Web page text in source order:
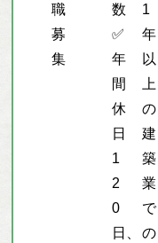
職
募
集
数
✅
年
間
休
日
1
2
0
日、
1
年
以
上
の
建
築
業
で
の